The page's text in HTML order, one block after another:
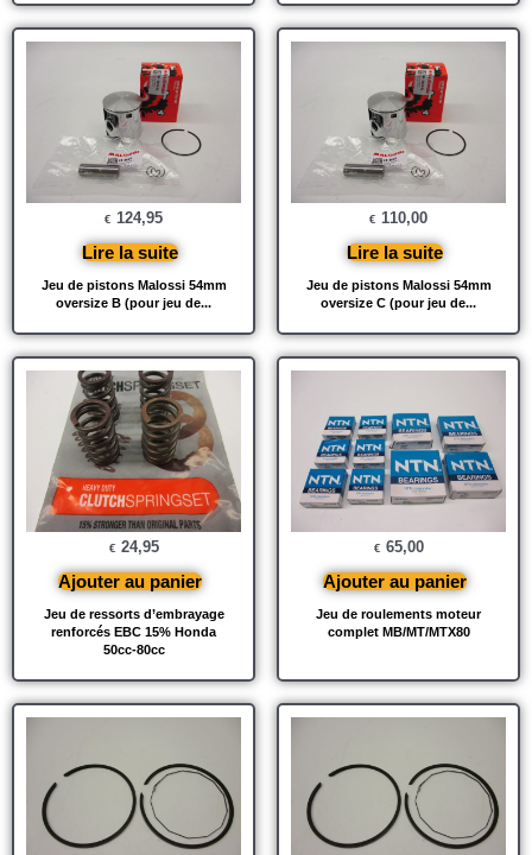
Jeu de pistons Malossi 54mm
oversize B (pour jeu de...
€ 124,95
Lire la suite
Jeu de pistons Malossi 54mm
oversize C (pour jeu de...
€ 110,00
Lire la suite
Jeu de ressorts d’embrayage
renforcés EBC 15% Honda
50cc-80cc
€ 24,95
Ajouter au panier
Jeu de roulements moteur
complet MB/MT/MTX80
€ 65,00
Ajouter au panier